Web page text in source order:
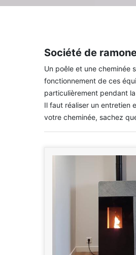
Société de
Un poêle et une cheminée
fonctionnement de ces
particulièrement pendant
Il faut réaliser un entretien
votre cheminée, sachez